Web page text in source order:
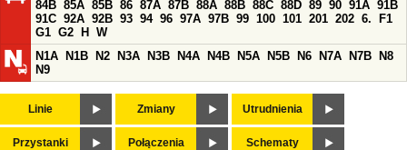
84B 85A 85B 86 87A 87B 88A 88B 88C 88D 89 90 91A 91B
91C 92A 92B 93 94 96 97A 97B 99 100 101 201 202 6.
F1
G1 G2 H
W
N1A
N1B N2 N3A N3B N4A N4B N5A N5B N6 N7A N7B
N8
N9
Linie Zmiany Utrudnienia
Przystanki Połączenia Schematy